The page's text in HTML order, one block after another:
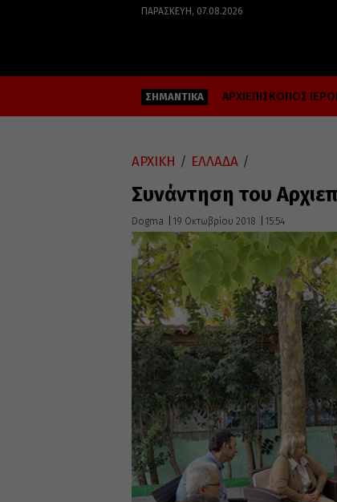
ΠΑΡΑΣΚΕΥΉ, 07.08.2026
ΣΗΜΑΝΤΙΚΑ ΑΡΧΙΕΠΙΣΚΟΠΟΣ
ΑΡΧΙΚΗ / ΕΛΛΑΔΑ /
Συνάντηση του
Dogma 19 Οκτωβρίου 2018 15:54